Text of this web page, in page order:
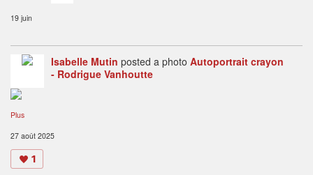
19 juin
Isabelle Mutin posted a photo Autoportrait crayon
- Rodrigue Vanhoutte
Plus
27 août 2025
1